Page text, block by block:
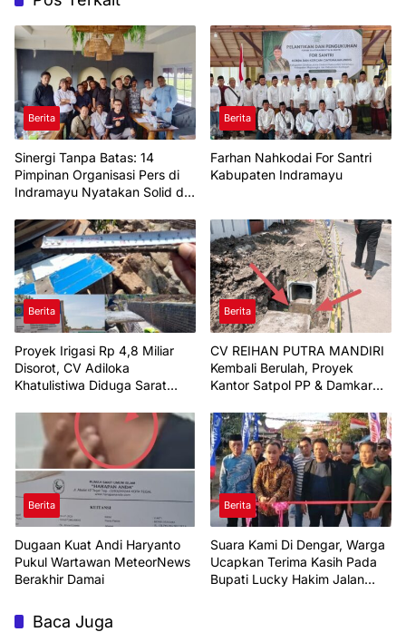
Berita
Sinergi Tanpa Batas: 14
Pimpinan Organisasi Pers di
Indramayu Nyatakan Solid di
Berita
Farhan Nahkodai For Santri
Kabupaten Indramayu
Berita
Proyek Irigasi Rp 4,8 Miliar
Disorot, CV Adiloka
Khatulistiwa Diduga Sarat
Berita
CV REIHAN PUTRA MANDIRI
Kembali Berulah, Proyek
Kantor Satpol PP & Damkar
Berita
Dugaan Kuat Andi Haryanto
Pukul Wartawan MeteorNews
Berakhir Damai
Berita
Suara Kami Di Dengar, Warga
Ucapkan Terima Kasih Pada
Bupati Lucky Hakim Jalan
Baca Juga